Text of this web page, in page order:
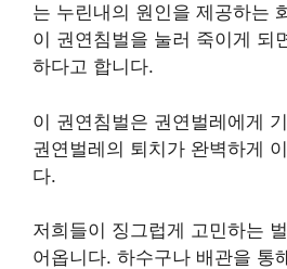
는 누린내의 원인을 제공하는
이 권연침벌을 눌러 죽이게 되
하다고 합니다.
이 권연침벌은 권연벌레에게
권연벌레의 퇴치가 완벽하게
다.
저희들이 징그럽게 고민하는
어옵니다. 하수구나 배관을 통